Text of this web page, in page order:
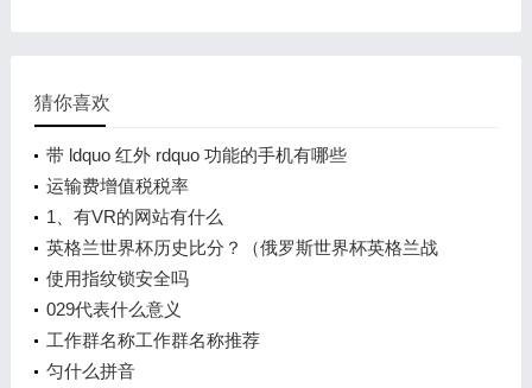
猜你喜欢
带 ldquo 红外 rdquo 功能的手机有哪些
运输费增值税税率
1、有VR的网站有什么
英格兰世界杯历史比分？（俄罗斯世界杯英格兰战
绩？）
使用指纹锁安全吗
029代表什么意义
工作群名称工作群名称推荐
匀什么拼音